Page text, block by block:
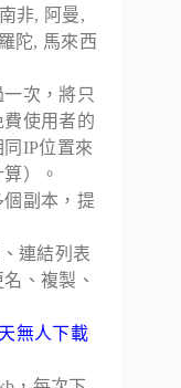
非, 阿曼,
陀, 馬來西
次，將只
使用者的
IP位置來
）。
個副本，提
連結列表
、複製、
無人下載